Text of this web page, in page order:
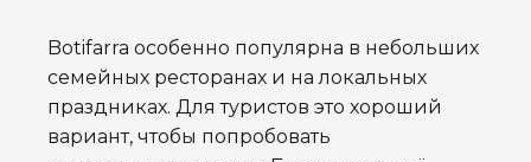
Botifarra особенно популярна в небольших
семейных ресторанах и на локальных
праздниках. Для туристов это хороший
вариант, чтобы попробовать